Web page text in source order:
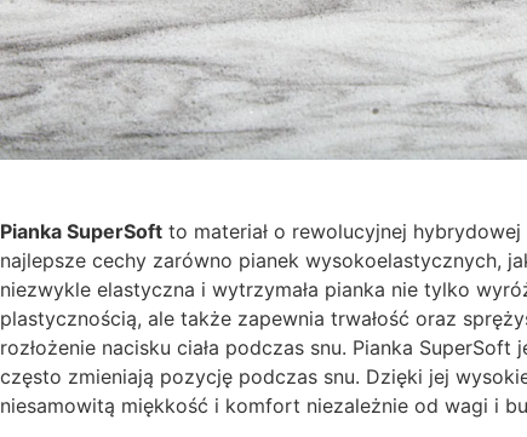
Pianka SuperSoft to materiał o rewolucyjnej
najlepsze cechy zarówno pianek wysokoelastycznych,
niezwykle elastyczna i wytrzymała pianka nie tylko
plastycznością, ale także zapewnia trwałość oraz
rozłożenie nacisku ciała podczas snu. Pianka
często zmieniają pozycję podczas snu. Dzięki jej
niesamowitą miękkość i komfort niezależnie od wagi i